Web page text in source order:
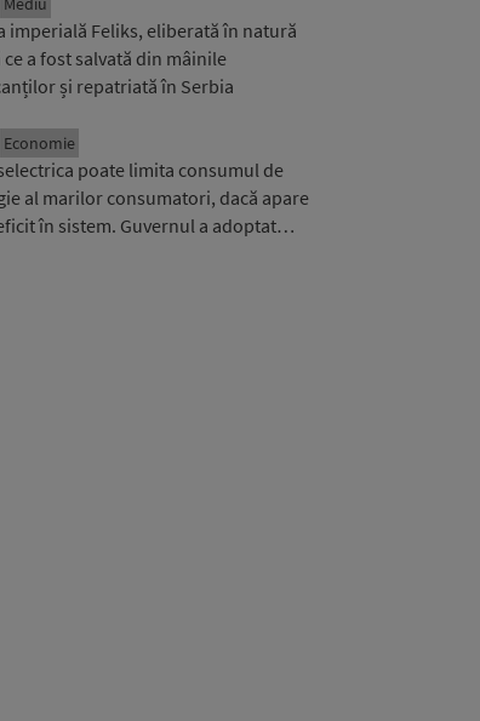
imperială Feliks, eliberată în natură
ce a fost salvată din mâinile
și repatriată în Serbia
Economie
poate limita consumul de
al marilor consumatori, dacă apare
în sistem. Guvernul a adoptat…